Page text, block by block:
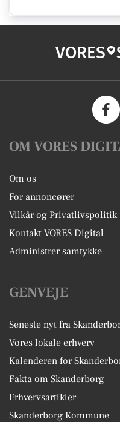
VORES
OM VORES
Om os
For annoncører
Vilkår og Privatlivspolitik
Kontakt VORES Digital
Administrer samtykke
GENVEJE
Seneste nyt fra
Vores lokale erhverv
Kalenderen for
Fakta om Skanderborg
Erhvervsartikler
Skanderborg Kommune